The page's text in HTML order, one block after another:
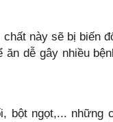
này sẽ bị biến
dễ gây nhiều
bột ngọt,... những